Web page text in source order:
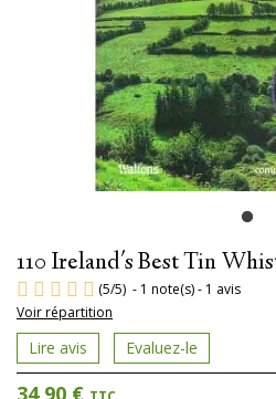
110 Ireland's Best Tin
(5/5) - 1 note(s) - 1 avis
Voir répartition
Lire avis Evaluez-le
34,90 €